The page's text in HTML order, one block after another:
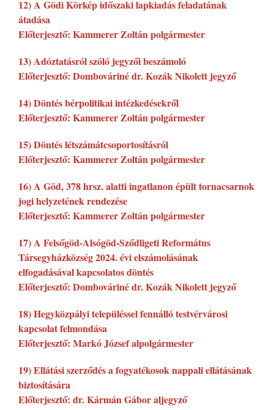
12) A Gödi Körkép időszaki lapkiadás feladatának
átadása
Előterjesztő: Kammerer Zoltán polgármester
13) Adóztatásról szóló jegyzői beszámoló
Előterjesztő: Dombováriné dr. Kozák Nikolett jegyző
14) Döntés bérpolitikai intézkedésekről
Előterjesztő: Kammerer Zoltán polgármester
15) Döntés létszámátcsoportosításról
Előterjesztő: Kammerer Zoltán polgármester
16) A Göd, 378 hrsz. alatti ingatlanon épült tornacsarnok
jogi helyzetének rendezése
Előterjesztő: Kammerer Zoltán polgármester
17) A Felsőgöd-Alsógöd-Sződligeti Református
Társegyházközség 2024. évi elszámolásának
elfogadásával kapcsolatos döntés
Előterjesztő: Dombováriné dr. Kozák Nikolett jegyző
18) Hegyközpályi településsel fennálló testvérvárosi
kapcsolat felmondása
Előterjesztő: Markó József alpolgármester
19) Ellátási szerződés a fogyatékosok nappali ellátásának
biztosítására
Előterjesztő: dr. Kármán Gábor aljegyző